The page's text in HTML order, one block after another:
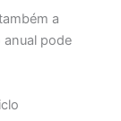
a
anual pode